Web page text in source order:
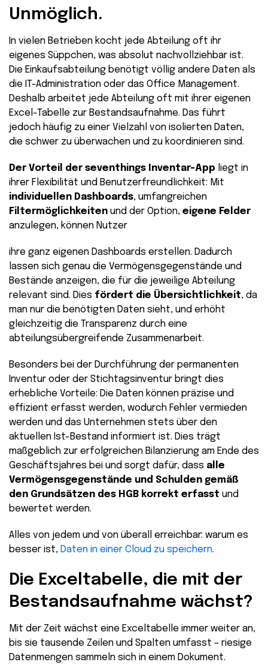
Unmöglich.
In vielen Betrieben kocht jede Abteilung oft ihr
eigenes Süppchen, was absolut nachvollziehbar ist.
Die Einkaufsabteilung benötigt völlig andere Daten als
die IT-Administration oder das Office Management.
Deshalb arbeitet jede Abteilung oft mit ihrer eigenen
Excel-Tabelle zur Bestandsaufnahme. Das führt
jedoch häufig zu einer Vielzahl von isolierten Daten,
die schwer zu überwachen und zu koordinieren sind.
Der Vorteil der seventhings Inventar-App liegt in
ihrer Flexibilität und Benutzerfreundlichkeit: Mit
individuellen Dashboards, umfangreichen
Filtermöglichkeiten und der Option, eigene Felder
anzulegen, können Nutzer
ihre ganz eigenen Dashboards erstellen. Dadurch
lassen sich genau die Vermögensgegenstände und
Bestände anzeigen, die für die jeweilige Abteilung
relevant sind. Dies fördert die Übersichtlichkeit, da
man nur die benötigten Daten sieht, und erhöht
gleichzeitig die Transparenz durch eine
abteilungsübergreifende Zusammenarbeit.
Besonders bei der Durchführung der permanenten
Inventur oder der Stichtagsinventur bringt dies
erhebliche Vorteile: Die Daten können präzise und
effizient erfasst werden, wodurch Fehler vermieden
werden und das Unternehmen stets über den
aktuellen Ist-Bestand informiert ist. Dies trägt
maßgeblich zur erfolgreichen Bilanzierung am Ende des
Geschäftsjahres bei und sorgt dafür, dass alle
Vermögensgegenstände und Schulden gemäß
den Grundsätzen des HGB korrekt erfasst und
bewertet werden.
Alles von jedem und von überall erreichbar: warum es
besser ist, Daten in einer Cloud zu speichern.
Die Exceltabelle, die mit der
Bestandsaufnahme wächst?
Mit der Zeit wächst eine Exceltabelle immer weiter an,
bis sie tausende Zeilen und Spalten umfasst – riesige
Datenmengen sammeln sich in einem Dokument.